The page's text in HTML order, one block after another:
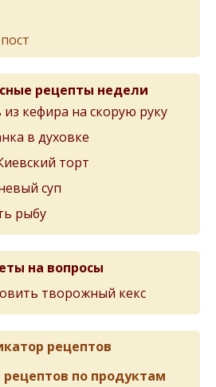
рецепты недели
кефира на скорую руку
в духовке
торт
суп
рыбу
на вопросы
творожный кекс
рецептов
по продуктам